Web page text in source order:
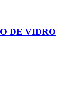
DE VIDRO